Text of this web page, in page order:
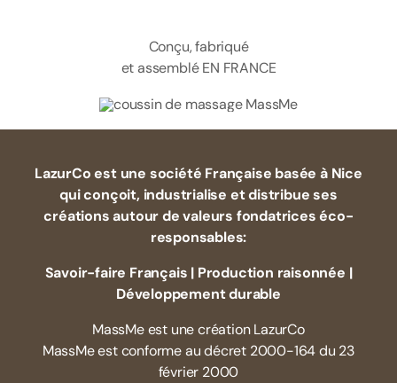
Conçu, fabriqué
et assemblé EN FRANCE
LazurCo est une société Française basée à Nice
qui conçoit, industrialise et distribue ses
créations autour de valeurs fondatrices éco-
responsables:
Savoir-faire Français | Production raisonnée |
Développement durable
MassMe est une création LazurCo
MassMe est conforme au décret 2000-164 du 23
février 2000